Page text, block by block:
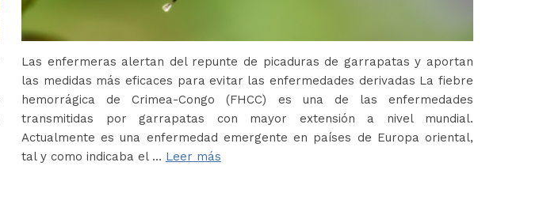
Las enfermeras alertan del repunte de picaduras de garrapatas y aportan
las medidas más eficaces para evitar las enfermedades derivadas La fiebre
hemorrágica de Crimea-Congo (FHCC) es una de las enfermedades
transmitidas por garrapatas con mayor extensión a nivel mundial.
Actualmente es una enfermedad emergente en países de Europa oriental,
tal y como indicaba el … Leer más